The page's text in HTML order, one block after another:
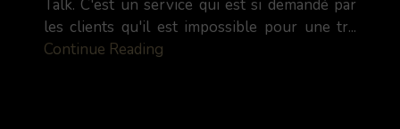
Talk. C'est un service qui est si demandé par
les clients qu'il est impossible pour une tr...
Continue Reading